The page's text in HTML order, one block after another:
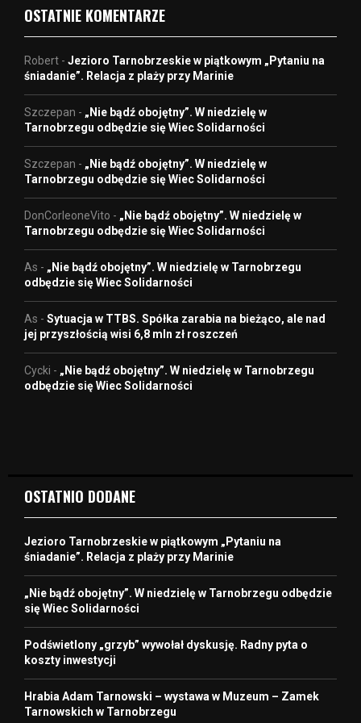
OSTATNIE KOMENTARZE
Robert - Jezioro Tarnobrzeskie w piątkowym „Pytaniu na
śniadanie”. Relacja z plaży przy Marinie
Szczepan - „Nie bądź obojętny”. W niedzielę w
Tarnobrzegu odbędzie się Wiec Solidarności
Szczepan - „Nie bądź obojętny”. W niedzielę w
Tarnobrzegu odbędzie się Wiec Solidarności
DonCorleoneVito - „Nie bądź obojętny”. W niedzielę w
Tarnobrzegu odbędzie się Wiec Solidarności
As - „Nie bądź obojętny”. W niedzielę w Tarnobrzegu
odbędzie się Wiec Solidarności
As - Sytuacja w TTBS. Spółka zarabia na bieżąco, ale nad
jej przyszłością wisi 6,8 mln zł roszczeń
Cycki - „Nie bądź obojętny”. W niedzielę w Tarnobrzegu
odbędzie się Wiec Solidarności
OSTATNIO DODANE
Jezioro Tarnobrzeskie w piątkowym „Pytaniu na
śniadanie”. Relacja z plaży przy Marinie
„Nie bądź obojętny”. W niedzielę w Tarnobrzegu odbędzie
się Wiec Solidarności
Podświetlony „grzyb” wywołał dyskusję. Radny pyta o
koszty inwestycji
Hrabia Adam Tarnowski – wystawa w Muzeum – Zamek
Tarnowskich w Tarnobrzegu